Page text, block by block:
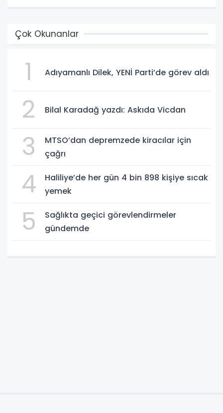
Çok Okunanlar
1 Adıyamanlı Dilek, YENİ Parti’de görev aldı
2 Bilal Karadağ yazdı: Askıda Vicdan
3
MTSO’dan depremzede kiracılar için
çağrı
4
Haliliye’de her gün 4 bin 898 kişiye sıcak
yemek
5
Sağlıkta geçici görevlendirmeler
gündemde